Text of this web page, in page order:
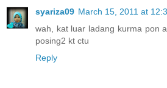
syariza09 March 15, 2011 at
wah, kat luar ladang kurma pon
posing2 kt ctu
Reply